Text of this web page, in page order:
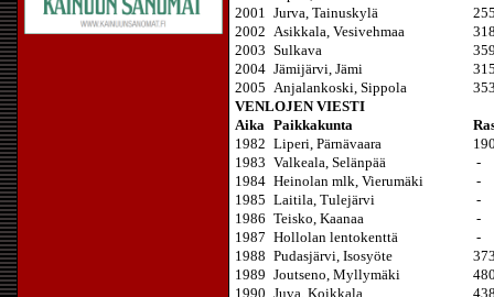
2001 Jurva, Tainuskylä
2002 Asikkala, Vesivehmaa
2003 Sulkava
2004 Jämijärvi, Jämi
2005 Anjalankoski, Sippola
VENLOJEN VIESTI
Aika Paikkakunta
1982 Liperi, Pärnävaara
1983 Valkeala, Selänpää
-
1984 Heinolan mlk, Vierumäki
-
1985 Laitila, Tulejärvi
-
1986 Teisko, Kaanaa
-
1987 Hollolan lentokenttä
-
1988 Pudasjärvi, Isosyöte
1989 Joutseno, Myllymäki
1990 Juva, Koikkala